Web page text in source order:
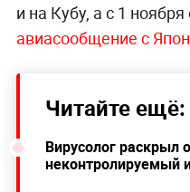
и на Кубу, а с 1 ноября
авиасообщение с
Читайте ещё:
Вирусолог раскрыл
неконтролируемый